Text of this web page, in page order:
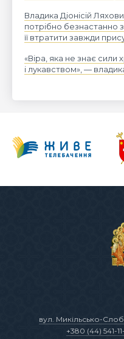
Владика Діонісій
потрібно безнастанно
її втратити завжди
«Віра, яка не знає сили
і лукавством», —
вул. Микільсько-
+380 (44) 541-